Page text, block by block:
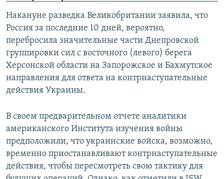
Накануне разведка Великобритании заявила, что
Россия за последние 10 дней, вероятно,
перебросила значительные части Днепровской
группировки сил с восточного (левого) берега
Херсонской области на Запорожское и Бахмутское
направления для ответа на контрнаступательные
действия Украины.
В своем предварительном отчете аналитики
американского Института изучения войны
предположили, что украинские войска, возможно,
временно приостанавливают контрнаступательные
действия, чтобы пересмотреть свою тактику для